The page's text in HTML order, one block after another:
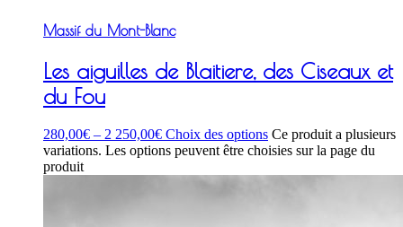
Massif du Mont-Blanc
Les aiguilles de Blaitiere, des Ciseaux et
du Fou
280,00€ – 2 250,00€ Choix des options Ce produit a plusieurs
variations. Les options peuvent être choisies sur la page du
produit